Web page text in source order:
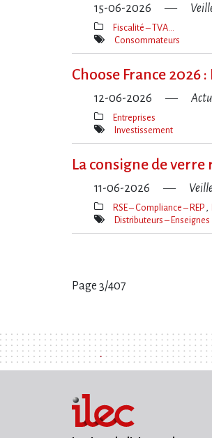
15-06-2026
Thèmes(s)
Fiscalité – TVA…
Mot(s)-
Consommateurs
Choose France
12-06-2026
Thèmes(s)
Entreprises
Mot(s)-
Investissement
La consigne de
11-06-2026
Thèmes(s)
RSE – Compliance – REP
Mot(s)-
Distributeurs – Enseignes
Page 3/407